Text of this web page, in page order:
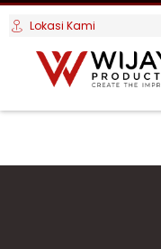
Lokasi Kami